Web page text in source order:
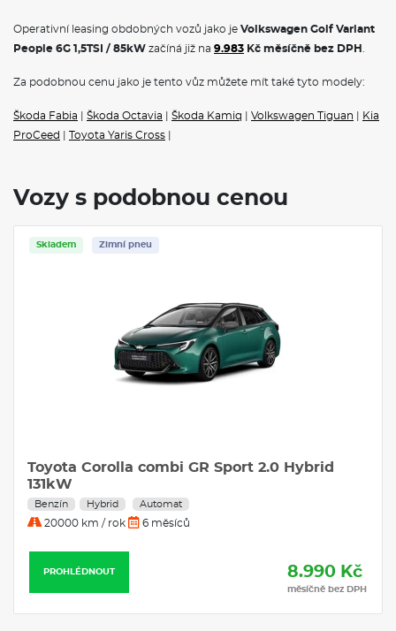
Operativní leasing obdobných vozů jako je Volkswagen Golf Variant
People 6G 1,5TSI / 85kW začíná již na 9.983 Kč měsíčně bez DPH
Za podobnou cenu jako je tento vůz můžete mít také tyto modely:
Škoda Fabia Škoda Octavia Škoda Kamiq Volkswagen Tiguan
Kia
ProCeed
Toyota Yaris Cross
Vozy s podobnou cenou
Skladem Zimní pneu
Toyota Corolla combi GR Sport 2.0 Hybrid
131kW
Benzín Hybrid Automat
20000 km / rok 6 měsíců
PROHLÉDNOUT 8.990 Kč
měsíčně bez DPH